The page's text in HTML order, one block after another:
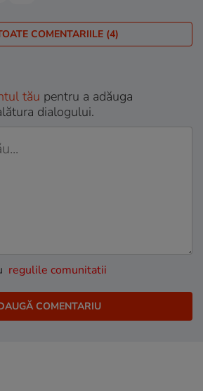
COMENTARIILE (4)
tău pentru a adăuga
dialogului.
regulile comunitatii